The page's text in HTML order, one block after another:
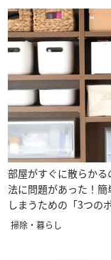
部屋がすぐに散らかる
法に問題があった！簡
しまうための「3つの
整理収納アドバイザー
掃除・暮らし